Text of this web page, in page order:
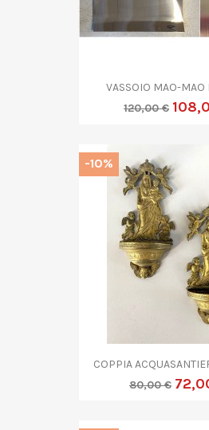
VASSOIO MAO-MAO
120,00 €
COPPIA
80,00 €
-10%